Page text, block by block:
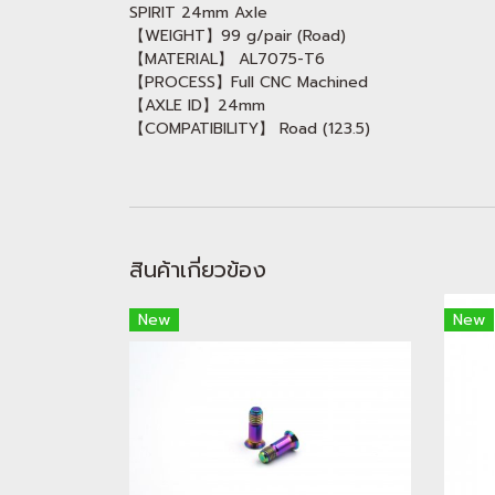
SPIRIT 24mm Axle
【WEIGHT】99 g/pair (Road)
【MATERIAL】 AL7075-T6
【PROCESS】Full CNC Machined
【AXLE ID】24mm
【COMPATIBILITY】 Road (123.5)
สินค้าเกี่ยวข้อง
New New